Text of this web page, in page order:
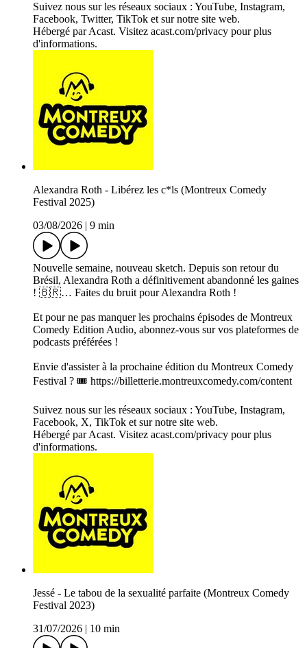
Suivez nous sur les réseaux sociaux : YouTube, Instagram,
Facebook, Twitter, TikTok et sur notre site web.
Hébergé par Acast. Visitez acast.com/privacy pour plus
d'informations.
Alexandra Roth - Libérez les c*ls (Montreux Comedy
Festival 2025)
03/08/2026
9 min
Nouvelle semaine, nouveau sketch. Depuis son retour du
Brésil, Alexandra Roth a définitivement abandonné les gaines
! 🇧🇷… Faites du bruit pour Alexandra Roth !
Et pour ne pas manquer les prochains épisodes de Montreux
Comedy Edition Audio, abonnez-vous sur vos plateformes de
podcasts préférées !
Envie d'assister à la prochaine édition du Montreux Comedy
Festival ? 🎟️ https://billetterie.montreuxcomedy.com/content
Suivez nous sur les réseaux sociaux : YouTube, Instagram,
Facebook, X, TikTok et sur notre site web.
Hébergé par Acast. Visitez acast.com/privacy pour plus
d'informations.
Jessé - Le tabou de la sexualité parfaite (Montreux Comedy
Festival 2023)
31/07/2026
10 min